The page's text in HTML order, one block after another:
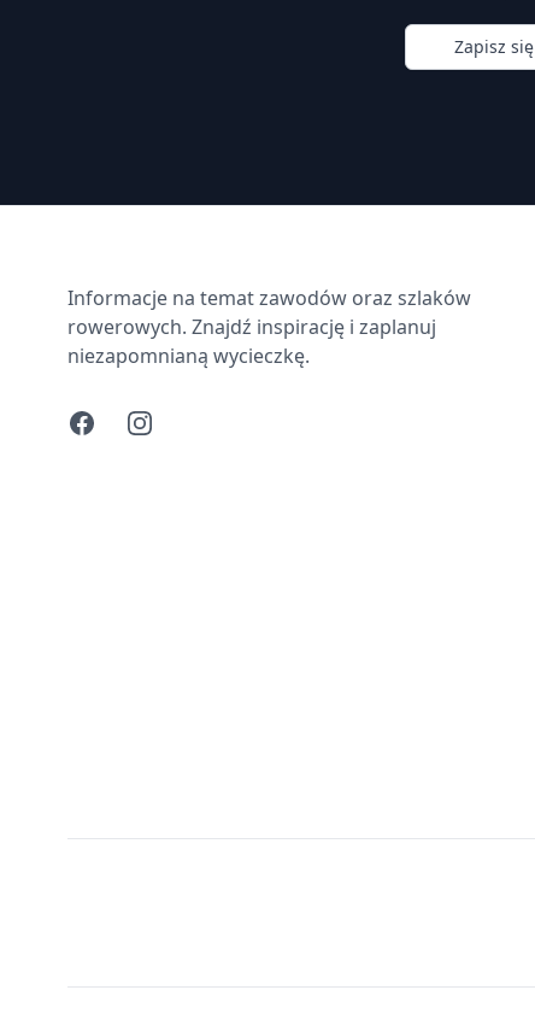
Zapisz się
Informacje na temat zawodów oraz szlaków
rowerowych. Znajdź inspirację i zaplanuj
niezapomnianą wycieczkę.
FacebookInstagram